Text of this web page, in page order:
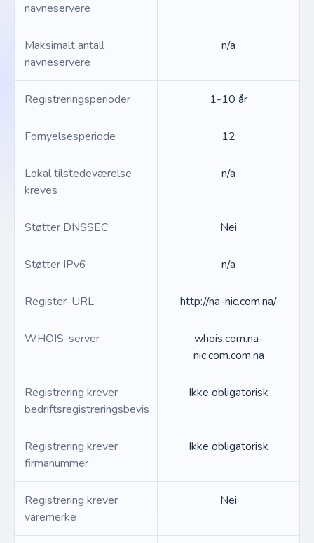
navneservere
Maksimalt antall
navneservere
n/a
Registreringsperioder 1-10 år
Fornyelsesperiode 12
Lokal tilstedeværelse
kreves
n/a
Støtter DNSSEC Nei
Støtter IPv6 n/a
Register-URL http://na-nic.com.na/
WHOIS-server
whois.com.na-
nic.com.com.na
Registrering krever
bedriftsregistreringsbevis
Ikke obligatorisk
Registrering krever
firmanummer
Ikke obligatorisk
Registrering krever
varemerke
Nei